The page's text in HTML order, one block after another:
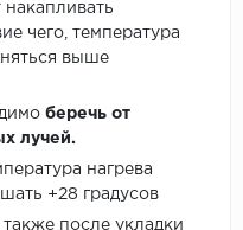
чего, температура
выше
беречь от
лучей.
нагрева
+28 градусов
после укладки